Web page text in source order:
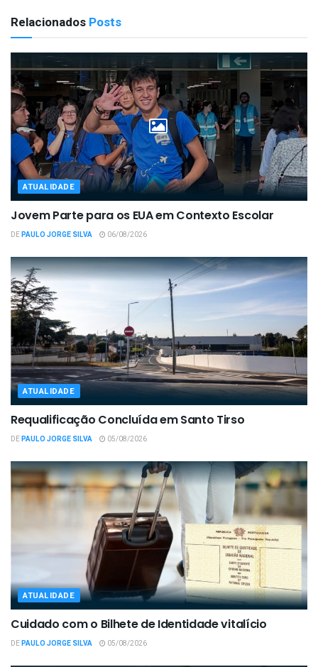
Relacionados Posts
ATUALIDADE
Jovem Parte para os EUA em Contexto Escolar
DEPAULO JORGE SILVA 06/08/2026
ATUALIDADE
Requalificação Concluída em Santo Tirso
DEPAULO JORGE SILVA 05/08/2026
ATUALIDADE
Cuidado com o Bilhete de Identidade vitalício
DEPAULO JORGE SILVA 05/08/2026